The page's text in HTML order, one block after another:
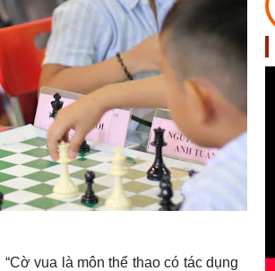
vua là môn thể thao có tác dụng